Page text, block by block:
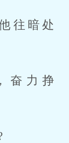
往暗处
奋力挣